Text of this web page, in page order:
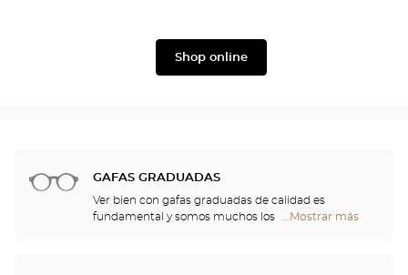
Shop online
GAFAS GRADUADAS
Ver bien con gafas graduadas de calidad es
fundamental y somos muchos los que...Mostrar más
tiendas